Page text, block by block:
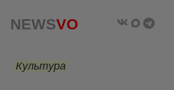
NEWSVO
Культура